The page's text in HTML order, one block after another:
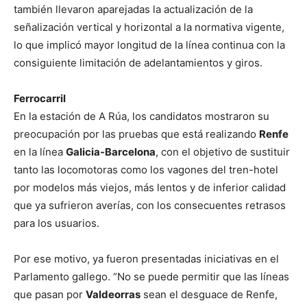
también llevaron aparejadas la actualización de la
señalización vertical y horizontal a la normativa vigente,
lo que implicó mayor longitud de la línea continua con la
consiguiente limitación de adelantamientos y giros.
Ferrocarril
En la estación de A Rúa, los candidatos mostraron su
preocupación por las pruebas que está realizando Renfe
en la línea Galicia-Barcelona, con el objetivo de sustituir
tanto las locomotoras como los vagones del tren-hotel
por modelos más viejos, más lentos y de inferior calidad
que ya sufrieron averías, con los consecuentes retrasos
para los usuarios.
Por ese motivo, ya fueron presentadas iniciativas en el
Parlamento gallego. “No se puede permitir que las líneas
que pasan por Valdeorras sean el desguace de Renfe,